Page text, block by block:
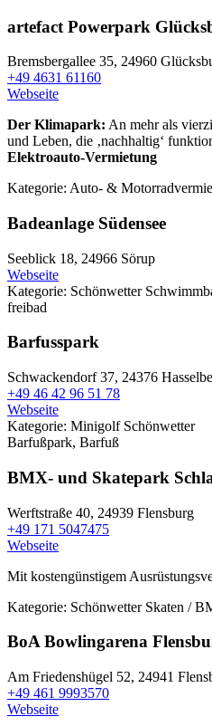
artefact Powerpark
Bremsbergallee 35, 24960
+49 4631 61160
Webseite
Der Klimapark: An mehr als
und Leben, die ‚nachhaltig‘
Elektroauto-Vermietung
Kategorie: Auto- &
Badeanlage Südensee
Seeblick 18, 24966 Sörup
Webseite
Kategorie: Schönwetter
freibad
Barfusspark
Schwackendorf 37, 24376
+49 46 42 96 51 78
Webseite
Kategorie: Minigolf Schönwetter
Barfußpark, Barfuß
BMX- und Skatepark
Werftstraße 40, 24939 Flensburg
+49 171 5047475
Webseite
Mit kostengünstigem
Kategorie: Schönwetter Skaten /
BoA Bowlingarena
Am Friedenshügel 52, 24941
+49 461 9993570
Webseite